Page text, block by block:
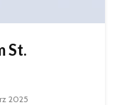
St.
2025